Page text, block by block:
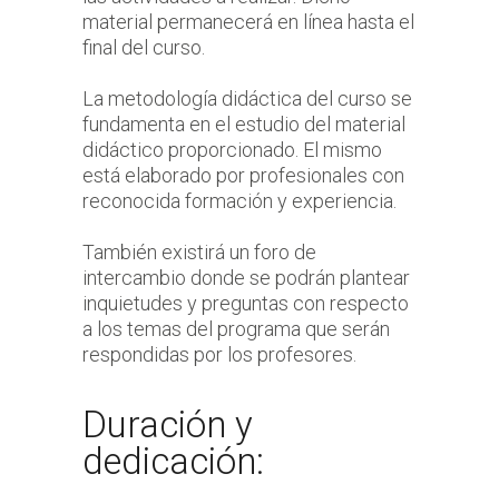
material permanecerá en línea hasta el
final del curso.
La metodología didáctica del curso se
fundamenta en el estudio del material
didáctico proporcionado. El mismo
está elaborado por profesionales con
reconocida formación y experiencia.
También existirá un foro de
intercambio donde se podrán plantear
inquietudes y preguntas con respecto
a los temas del programa que serán
respondidas por los profesores.
Duración y
dedicación: